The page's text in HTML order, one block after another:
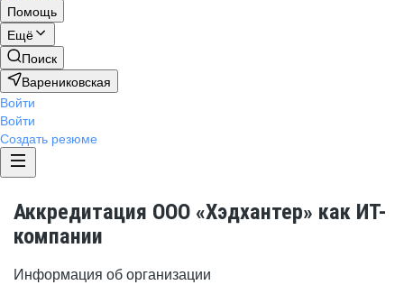
Помощь
Ещё
Поиск
Варениковская
Войти
Войти
Создать резюме
Аккредитация ООО «Хэдхантер» как ИТ-
компании
Информация об организации